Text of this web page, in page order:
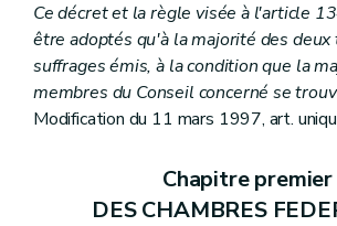
Ce décret et la règle visée à l'article
être adoptés qu'à la majorité des deux
suffrages émis, à la condition que la
membres du Conseil concerné se
Modification du 11 mars 1997, art.
Chapitre premier
DES CHAMBRES